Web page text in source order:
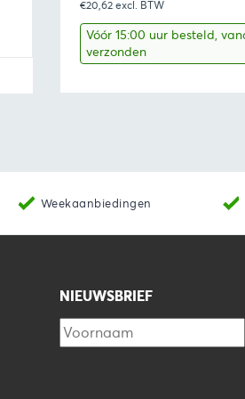
€20,62 excl. BTW
Vóór 15:00 uur besteld,
verzonden
Weekaanbiedingen
NIEUWSBRIEF